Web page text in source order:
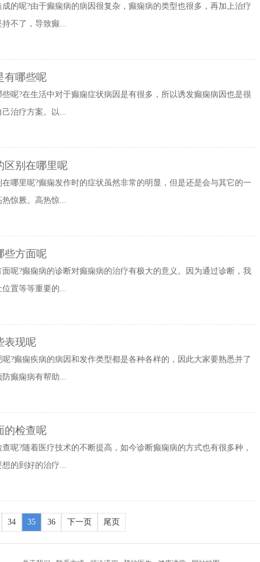
的呢?由于癫痫病的病因很复杂，癫痫病的类型也很多，再加上治疗
不了，导致癫...
有哪些呢
呢?在生活中对于癫痫症状病因是有很多，所以诱发癫痫病因也是很
治疗方案。以...
区别在哪里呢
哪里呢?癫痫发作时的症状虽然非常的明显，但是还是会与其它的一
惊厥。高热惊...
些方面呢
呢?癫痫病的诊断对癫痫病的治疗有极大的意义。因为通过诊断，我
置等等重要的...
表现呢
?癫痫疾病的病因和发作类型都是各种各样的，因此大家要熟悉并了
癫痫病有帮助...
的检查呢
呢?随着医疗技术的不断提高，如今诊断癫痫病的方式也有很多种，
的到好的治疗...
34 35 36 下一页 尾页